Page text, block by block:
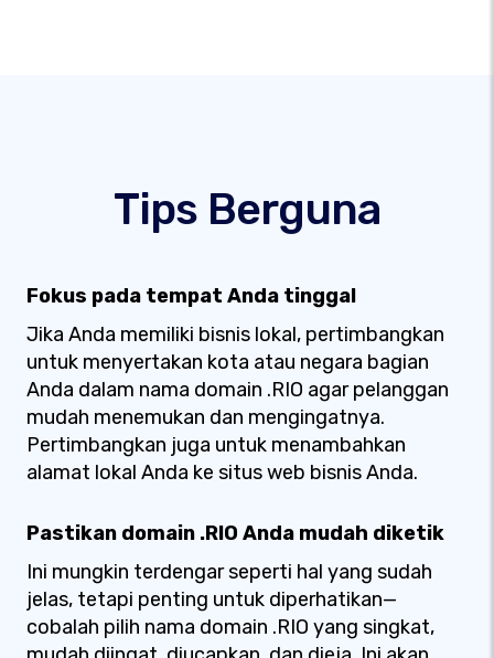
Tips Berguna
Fokus pada tempat Anda tinggal
Jika Anda memiliki bisnis lokal, pertimbangkan
untuk menyertakan kota atau negara bagian
Anda dalam nama domain .RIO agar pelanggan
mudah menemukan dan mengingatnya.
Pertimbangkan juga untuk menambahkan
alamat lokal Anda ke situs web bisnis Anda.
Pastikan domain .RIO Anda mudah diketik
Ini mungkin terdengar seperti hal yang sudah
jelas, tetapi penting untuk diperhatikan—
cobalah pilih nama domain .RIO yang singkat,